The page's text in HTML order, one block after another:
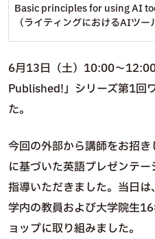
Basic principles for using AI
（ライティングにおけるAIツー
6月13日（土）10:00～
Published!」シリーズ第1回
た。
今回の外部から講師をお招
に基づいた英語プレゼンテ
指導いただきました。当日
学内の教員および大学院生
ョップに取り組みました。